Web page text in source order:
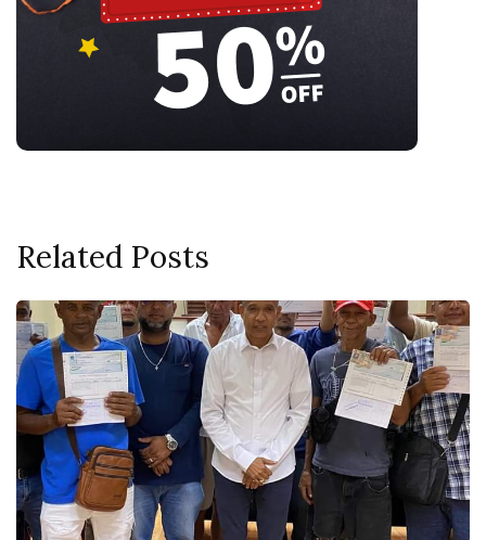
Related Posts